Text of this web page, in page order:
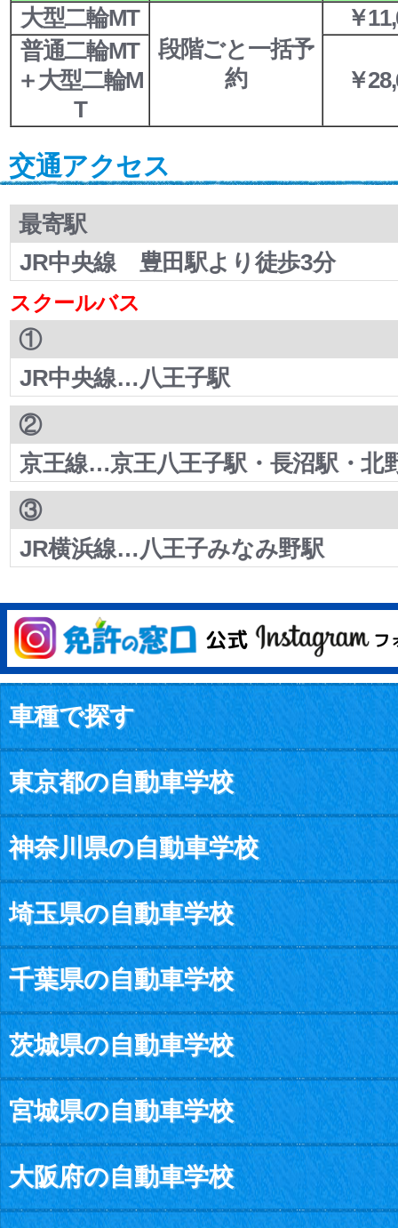
大型二輪MT
段階ごと一括予
約
￥
普通二輪MT
＋大型二輪M
T
￥
交通アクセス
最寄駅
JR中央線 豊田駅より徒歩3分
スクールバス
①
JR中央線…八王子駅
②
京王線…京王八王子駅・長沼駅・北
③
JR横浜線…八王子みなみ野駅
車種で探す
東京都の自動車学校
神奈川県の自動車学校
埼玉県の自動車学校
千葉県の自動車学校
茨城県の自動車学校
宮城県の自動車学校
大阪府の自動車学校